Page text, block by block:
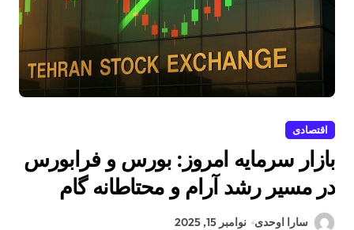
اقتصادی
بازار سرمایه امروز: بورس و فرابورس
در مسیر رشد آرام و محتاطانه گام
برداشتند
سارا اوحدی نوامبر 15, 2025